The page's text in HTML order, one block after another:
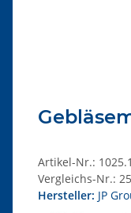
Artikel-Nr.:
Vergleichs-Nr.:
Hersteller: JP